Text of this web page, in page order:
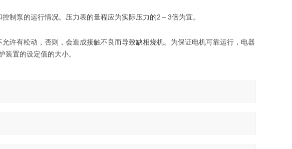
制泵的运行情况。压力表的量程应为实际压力的2 ～ 3倍为宜。
许有松动，否则，会造成接触不良而导致缺相烧机。为保证电机可靠运行，电器
置的设定值的大小。